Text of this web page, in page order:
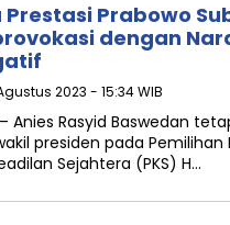
Prestasi Prabowo
dengan
2023 - 15:34 WIB
– Anies Rasyid Baswedan
presiden pada Pemilihan
Sejahtera (PKS) H…